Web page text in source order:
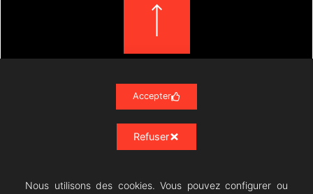
J'autorise le site à m'envoyer des publications et
Nous utilisons des cookies. Vous pouvez configurer ou
Accepter
Refuser